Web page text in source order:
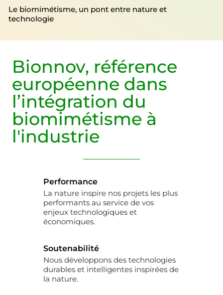
Le biomimétisme, un pont entre nature et
technologie
Bionnov, référence
européenne dans
l’intégration du
biomimétisme à
l'industrie
Performance
La nature inspire nos projets les plus
performants au service de vos
enjeux technologiques et
économiques.
Soutenabilité
Nous développons des technologies
durables et intelligentes inspirées de
la nature.